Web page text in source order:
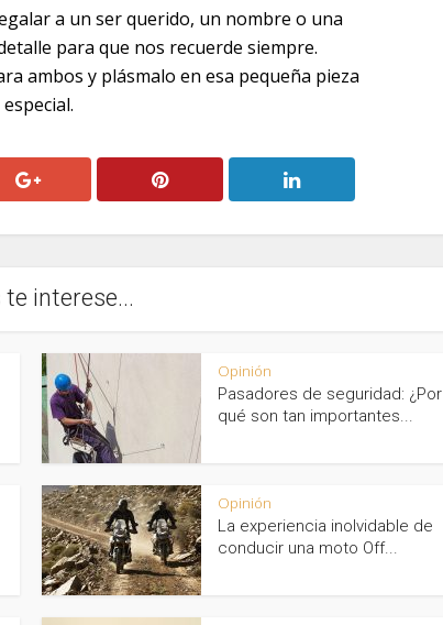
a un ser querido, un nombre o una
para que nos recuerde siempre.
ambos y plásmalo en esa pequeña pieza
interese...
Opinión
Pasadores de seguridad: ¿Por
qué son tan importantes...
Opinión
La experiencia inolvidable de
conducir una moto Off...